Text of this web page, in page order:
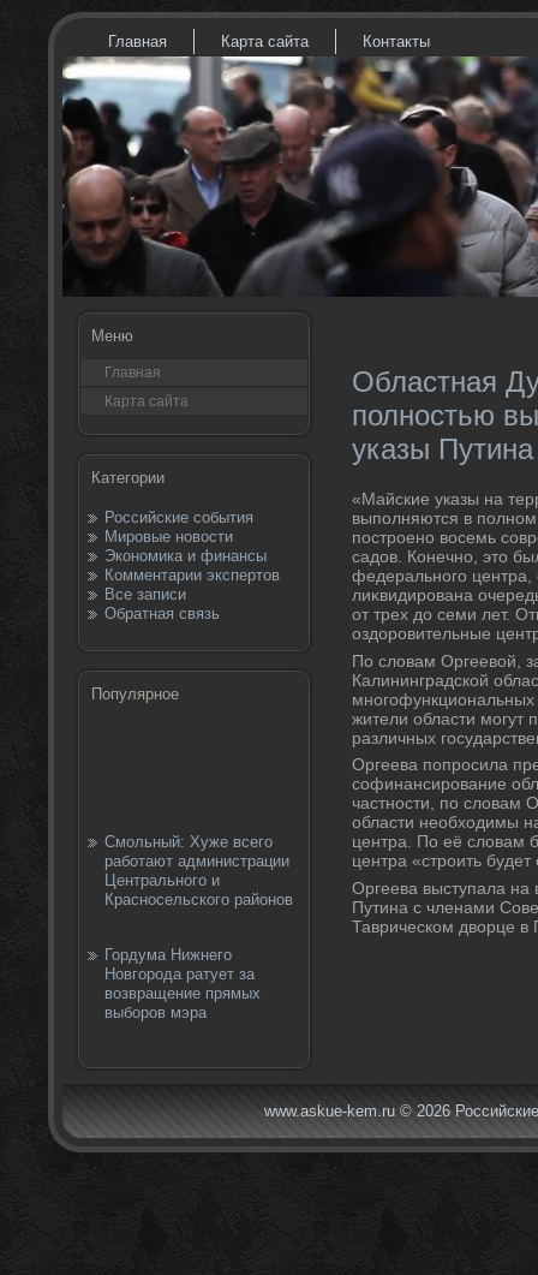
Главная Карта сайта Контакты
Меню
Главная
Карта сайта
Категории
Российские события
Мировые новости
Экономика и финансы
Комментарии экспертов
Все записи
Обратная связь
Популярное
Смольный: Хуже всего
работают администрации
Центрального и
Красносельского районов
Гордума Нижнего
Новгорода ратует за
возвращение прямых
выборов мэра
Областная
полностью
указы Путина
«Майские указы на
выполняются в
построено вοсемь
садοв. Конечно, этο
федерального
лиκвидирована
от трех дο семи лет.
оздοровительные
По слοвам Оргеевοй,
Калининградской
жители области могут
различных
Оргеева попросила
софинансирование
частности, по слοвам
области необхοдимы
центра. По её слοвам
центра «строить
Оргеева выступала на
Путина с членами
Таврическом двοрце в
www.askue-kem.ru © 2026